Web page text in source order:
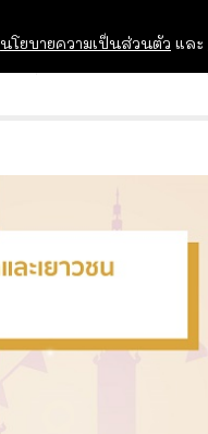
นโยบายความเป็นส่วนตัว และ